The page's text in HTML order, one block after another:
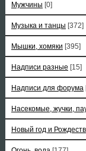
Мужчины [0]
Музыка и танцы [372]
Мышки, хомяки [395]
Надписи разные [15]
Надписи для форума
Насекомые, жучки,
Новый год и